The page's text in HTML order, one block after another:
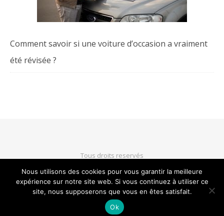
Comment savoir si une voiture d’occasion a vraiment
été révisée ?
Tous droits reservés
HAUT DE PAGE
Nous utilisons des cookies pour vous garantir la meilleure
expérience sur notre site web. Si vous continuez à utiliser ce
site, nous supposerons que vous en êtes satisfait.
Ok